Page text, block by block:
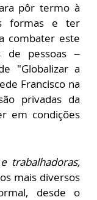
pôr termo à
formas e ter
combater este
de pessoas –
"Globalizar a
Francisco na
privadas da
em condições
trabalhadoras,
mais diversos
desde o